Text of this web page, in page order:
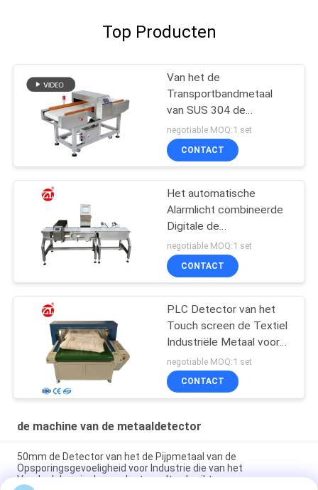
Top Producten
Van het de
Transportbandmetaal
van SUS 304 de
Detectormachine voor
de Hoge Gevoeligheid
van de Voedselindustrie
negotiable MOQ:1 set
CONTACT
Het automatische
Alarmlicht combineerde
Digitale de
Detectorgewichtscontroleur
van het Voedselmetaal
negotiable MOQ:1 set
CONTACT
PLC Detector van het
Touch screen de Textiel
Industriële Metaal voor
Schoenen, Hoofdkussen
negotiable MOQ:1 set
CONTACT
de machine van de metaaldetector
50mm de Detector van het de Pijpmetaal van de
Opsporingsgevoeligheid voor Industrie die van het
Voedselchemische product wordt gebruikt